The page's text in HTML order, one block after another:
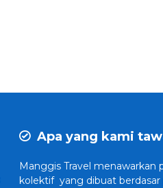
Apa yang kami
Manggis Travel menawarkan
kolektif yang dibuat